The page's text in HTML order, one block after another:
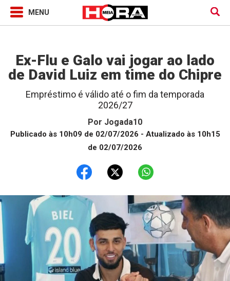
Ex-Flu e Galo vai jogar ao lado
de David Luiz em time do Chipre
Empréstimo é válido até o fim da temporada
2026/27
Por Jogada10
Publicado às 10h09 de 02/07/2026 - Atualizado às 10h15
de 02/07/2026